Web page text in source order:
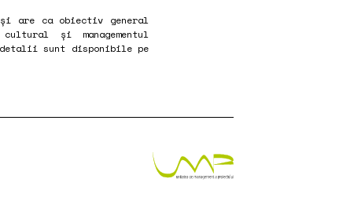
are ca obiectiv general
și managementul
detalii sunt disponibile pe